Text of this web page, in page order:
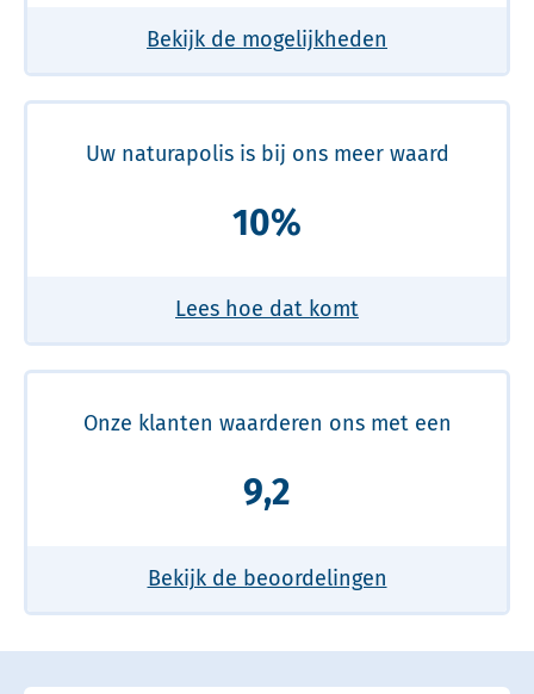
Bekijk de mogelijkheden
Uw naturapolis is bij ons meer waard
10%
Lees hoe dat komt
Onze klanten waarderen ons met een
9,2
Bekijk de beoordelingen